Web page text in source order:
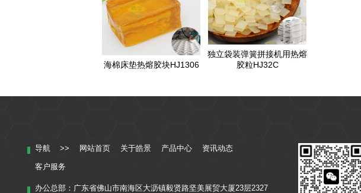
海棉床垫热熔胶块HJ1306
独立袋装弹簧拼接机用热熔
胶粒HJ32C
导航 >> 网站首页 关于皓景 产品中心 资讯动态
客户服务
办公总部：广东省佛山市南海区大沥镇毅贤路坚美展贸大厦23层2327